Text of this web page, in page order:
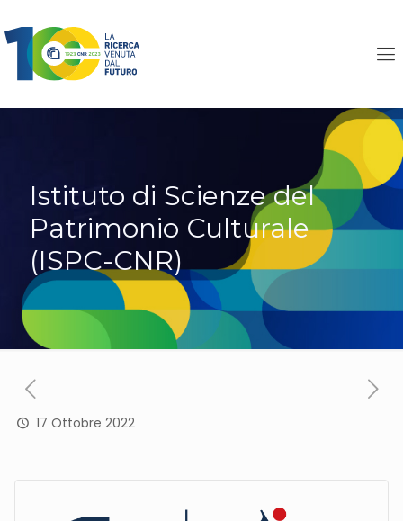
Istituto di Scienze del
Patrimonio Culturale
(ISPC-CNR)
17 Ottobre 2022